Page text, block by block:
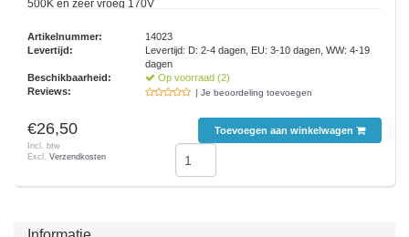
500K en zeer vroeg 170V
Artikelnummer:
14023
Levertijd:
Levertijd: D: 2-4 dagen, EU: 3-10 dagen, WW: 4-19
dagen
Beschikbaarheid:
Op voorraad (2)
Reviews:
| Je beoordeling toevoegen
€26,50
Incl. btw
Excl. Verzendkosten
Toevoegen aan winkelwagen